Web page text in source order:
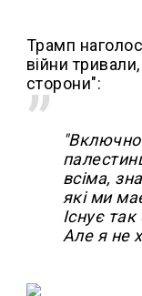
Трамп
війни
сторони":
"Включно
всіма,
які ми
Існує
Але я не